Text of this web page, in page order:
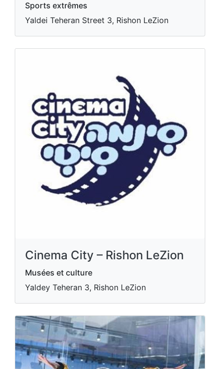
Sports extrêmes
Yaldei Teheran Street 3, Rishon LeZion
Cinema City – Rishon LeZion
Musées et culture
Yaldey Teheran 3, Rishon LeZion